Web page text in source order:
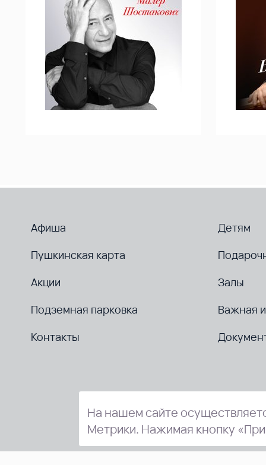
Афиша
Детям
Пушкинская карта
Акции
Залы
Подземная парковка
Важная
Контакты
На нашем сайте
Метрики. Нажимая кнопку